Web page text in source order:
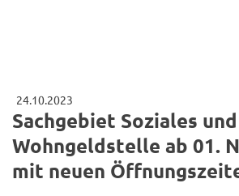
24.10.2023
Sachgebiet Soziales und
Wohngeldstelle ab 01.
mit neuen